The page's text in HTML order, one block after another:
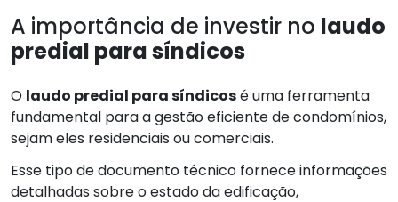
A importância de investir no laudo
predial para síndicos
O laudo predial para síndicosé uma ferramenta
fundamental para a gestão eficiente de condomínios,
sejam eles residenciais ou comerciais.
Esse tipo de documento técnico fornece informações
detalhadas sobre o estado da edificação,